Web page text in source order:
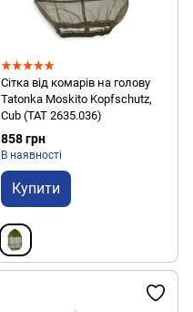
Сітка від комарів на голову
Tatonka Moskito Kopfschutz,
Cub (TAT 2635.036)
858 грн
В наявності
Купити